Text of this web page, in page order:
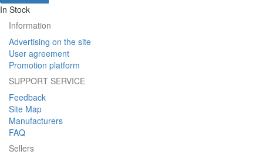
In Stock
Information
Advertising on the site
User agreement
Promotion platform
SUPPORT SERVICE
Feedback
Site Map
Manufacturers
FAQ
Sellers